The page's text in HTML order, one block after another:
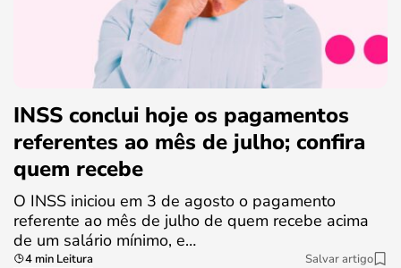
INSS conclui hoje os pagamentos
referentes ao mês de julho; confira
quem recebe
O INSS iniciou em 3 de agosto o pagamento
referente ao mês de julho de quem recebe acima
de um salário mínimo, e…
4 min Leitura Salvar artigo